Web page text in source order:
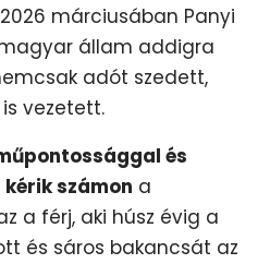
márciusában Panyi
állam addigra
adót szedett,
vezetett.
és
számon a
a férj, aki húsz évig a
és sáros bakancsát az